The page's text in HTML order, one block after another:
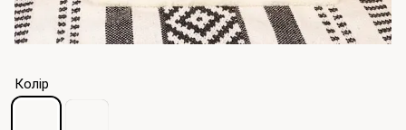
Колір